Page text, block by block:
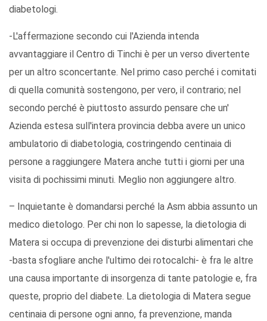
diabetologi.
-L'affermazione secondo cui l'Azienda intenda
avvantaggiare il Centro di Tinchi è per un verso divertente
per un altro sconcertante. Nel primo caso perché i comitati
di quella comunità sostengono, per vero, il contrario; nel
secondo perché è piuttosto assurdo pensare che un'
Azienda estesa sull'intera provincia debba avere un unico
ambulatorio di diabetologia, costringendo centinaia di
persone a raggiungere Matera anche tutti i giorni per una
visita di pochissimi minuti. Meglio non aggiungere altro.
– Inquietante è domandarsi perché la Asm abbia assunto un
medico dietologo. Per chi non lo sapesse, la dietologia di
Matera si occupa di prevenzione dei disturbi alimentari che
-basta sfogliare anche l'ultimo dei rotocalchi- è fra le altre
una causa importante di insorgenza di tante patologie e, fra
queste, proprio del diabete. La dietologia di Matera segue
centinaia di persone ogni anno, fa prevenzione, manda